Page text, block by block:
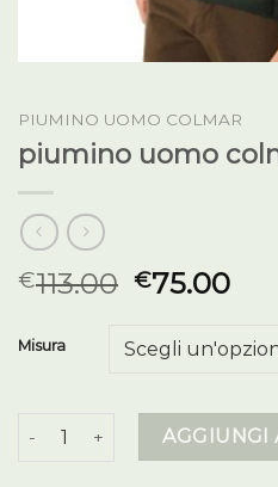
PIUMINO UOMO COLMAR
piumino uomo
€113.00 €75.00
Misura
piumino uomo colmarAGGIUNGI